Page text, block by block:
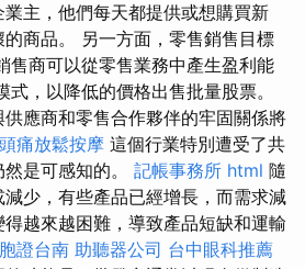
主，他們每天都提供或想購買新
商品。 另一方面，零售銷售目標
售商可以從零售業務中產生盈利能
，以降低的價格出售批量股票。
應商和零售合作夥伴的牢固關係將
頭痛放鬆按摩 這個行業特別遭受了共
是可感知的。 記帳事務所 html 隨
少，有些產品已經增長，而需求減
越來越困難，導致產品短缺和運輸
證台南 助聽器公司 台中眼科推薦